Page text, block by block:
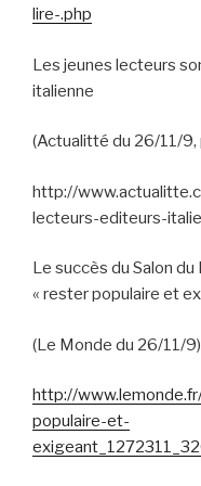
lire-.php
Les jeunes lecteurs
italienne
(Actualitté du 26/11/9,
http://
lecteurs-editeurs-
Le succès du Salon
« rester populaire et
(Le Monde du 26/11/9)
http://
populaire-et-